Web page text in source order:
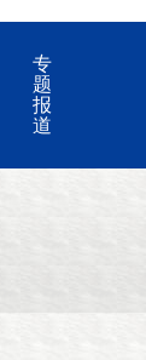
专
题
报
道